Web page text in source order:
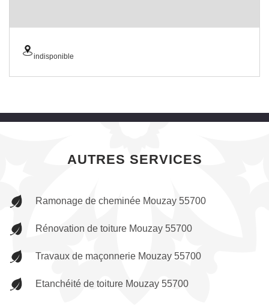
indisponible
AUTRES SERVICES
Ramonage de cheminée Mouzay 55700
Rénovation de toiture Mouzay 55700
Travaux de maçonnerie Mouzay 55700
Etanchéité de toiture Mouzay 55700